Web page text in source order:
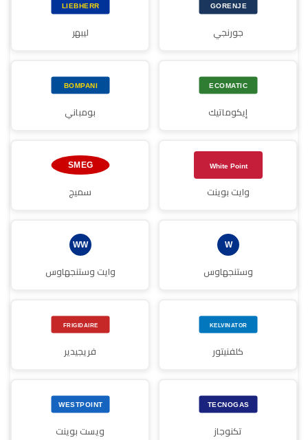
جورنجي ليبهر
إيكوماتيك بومباني
وايت بوينت سميج
وستنجهاوس وايت وستنجهاوس
كلفنيتور فريجيدير
تكنوجاز ويست بوينت